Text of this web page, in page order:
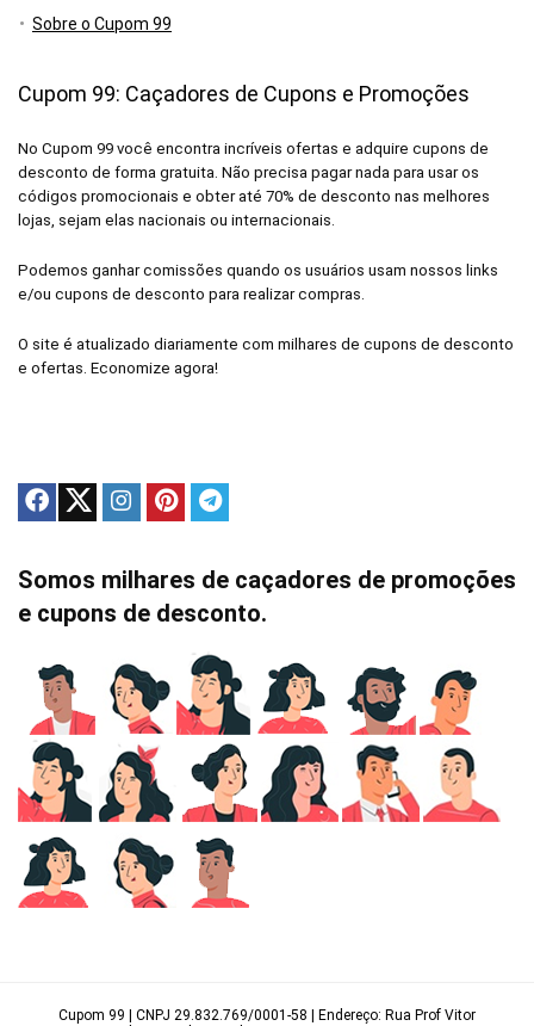
Sobre o Cupom 99
Cupom 99: Caçadores de Cupons e Promoções
No Cupom 99 você encontra incríveis ofertas e adquire cupons de
desconto de forma gratuita. Não precisa pagar nada para usar os
códigos promocionais e obter até 70% de desconto nas melhores
lojas, sejam elas nacionais ou internacionais.
Podemos ganhar comissões quando os usuários usam nossos links
e/ou cupons de desconto para realizar compras.
O site é atualizado diariamente com milhares de cupons de desconto
e ofertas. Economize agora!
Somos milhares de caçadores de promoções
e cupons de desconto.
Cupom 99 | CNPJ 29.832.769/0001-58 | Endereço: Rua Prof Vitor